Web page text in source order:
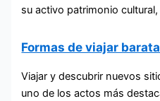
su activo patrimonio
Formas de viajar
Viajar y descubrir nuevos
uno de los actos más